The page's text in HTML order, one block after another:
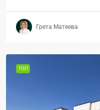
Грета Матеева
ТОП